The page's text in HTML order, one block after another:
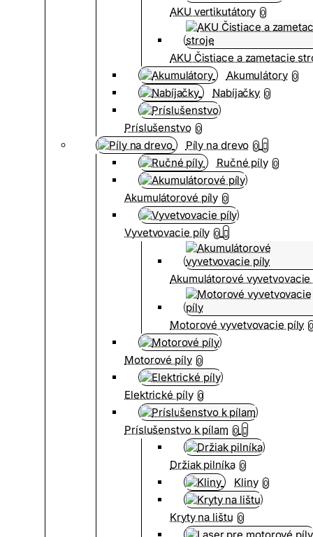
AKU vertikutátory 0
AKU Čistiace a zametacie
Akumulátory 0
Nabíjačky 0
Príslušenstvo 0
Píly na drevo 0
Ručné píly 0
Akumulátorové píly 0
Vyvetvovacie píly 0
Akumulátorové
Motorové vyvetvovacie píly
Motorové píly 0
Elektrické píly 0
Príslušenstvo k pílam 0
Držiak pilníka 0
Kliny 0
Kryty na lištu 0